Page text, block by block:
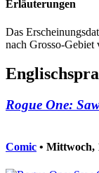
Erläuterungen
Das
nach Grosso-Gebiet
Rogue One:
Comic • Mittwoch,